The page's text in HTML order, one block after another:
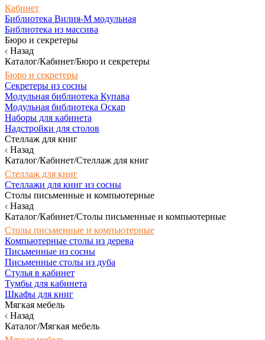
Кабинет
Библиотека Вилия-М модульная
Библиотека из массива
Бюро и секретеры
Назад
Каталог/Кабинет/Бюро и секретеры
Бюро и секретеры
Секретеры из сосны
Модульная библиотека Купава
Модульная библиотека Оскар
Наборы для кабинета
Надстройки для столов
Стеллаж для книг
Назад
Каталог/Кабинет/Стеллаж для книг
Стеллаж для книг
Стеллажи для книг из сосны
Столы письменные и компьютерные
Назад
Каталог/Кабинет/Столы письменные и компьютерные
Столы письменные и компьютерные
Компьютерные столы из дерева
Письменные из сосны
Письменные столы из дуба
Стулья в кабинет
Тумбы для кабинета
Шкафы для книг
Мягкая мебель
Назад
Каталог/Мягкая мебель